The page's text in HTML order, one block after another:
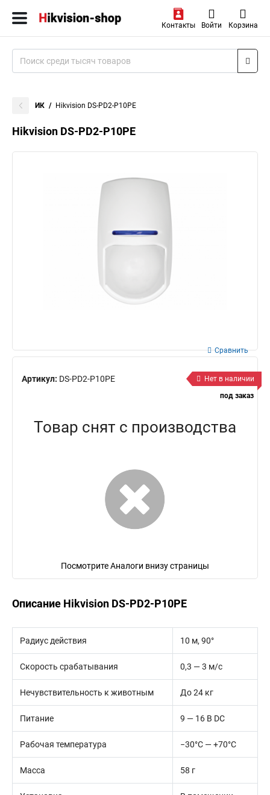
Контакты Войти Корзина
ИК Hikvision DS-PD2-P10PE
Hikvision DS-PD2-P10PE
Артикул: DS-PD2-P10PE
Сравнить
Нет в наличии
под заказ
Товар снят с производства
Посмотрите Аналоги внизу страницы
Описание Hikvision DS-PD2-P10PE
Радиус действия 10 м, 90°
Скорость срабатывания 0,3 — 3 м/с
Нечувствительность к животным До 24 кг
Питание 9 — 16 В DC
Рабочая температура −30°С — +70°С
Масса 58 г